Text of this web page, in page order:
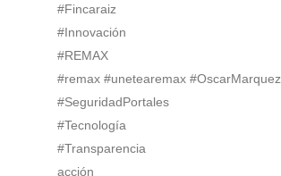
#Fincaraiz
#Innovación
#REMAX
#remax #unetearemax #OscarMarquez
#SeguridadPortales
#Tecnología
#Transparencia
acción